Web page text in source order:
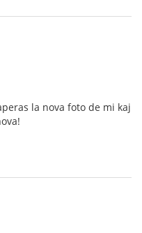
la nova foto de mi kaj